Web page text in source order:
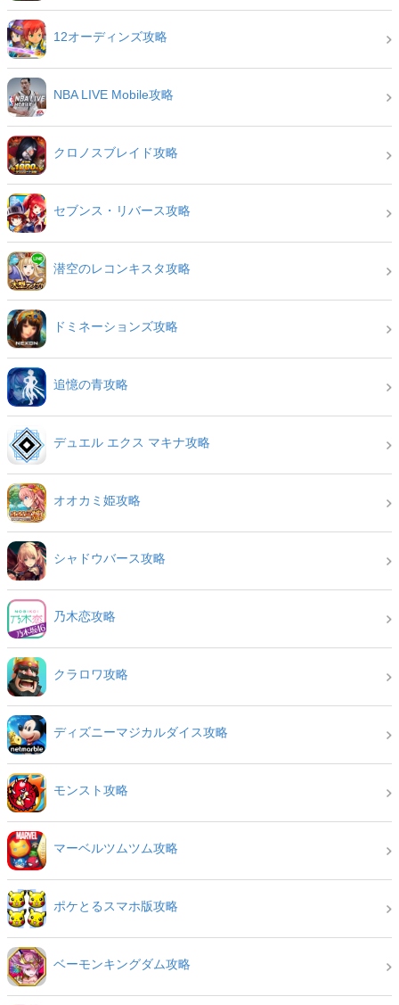
12オーディンズ攻略
NBA LIVE Mobile攻略
クロノスブレイド攻略
セブンス・リバース攻略
潜空のレコンキスタ攻略
ドミネーションズ攻略
追憶の青攻略
デュエル エクス マキナ攻略
オオカミ姫攻略
シャドウバース攻略
乃木恋攻略
クラロワ攻略
ディズニーマジカルダイス攻略
モンスト攻略
マーベルツムツム攻略
ポケとるスマホ版攻略
ベーモンキングダム攻略